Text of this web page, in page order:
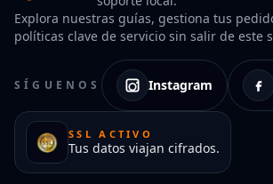
Explora nuestras guías, gestiona tus
políticas clave de servicio sin salir de este
SÍGUENOS Instagram
SSL ACTIVO
Tus datos viajan cifrados.